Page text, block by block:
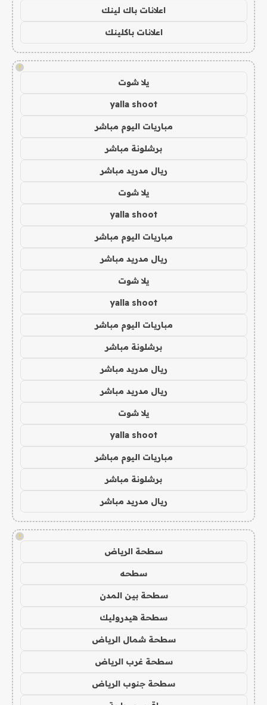
اعلانات باك لينك
اعلانات باكلينك
!
يلا شوت
yalla shoot
مباريات اليوم مباشر
برشلونة مباشر
ريال مدريد مباشر
يلا شوت
yalla shoot
مباريات اليوم مباشر
ريال مدريد مباشر
يلا شوت
yalla shoot
مباريات اليوم مباشر
برشلونة مباشر
ريال مدريد مباشر
ريال مدريد مباشر
يلا شوت
yalla shoot
مباريات اليوم مباشر
برشلونة مباشر
ريال مدريد مباشر
!
سطحة الرياض
سطحه
سطحة بين المدن
سطحة هيدروليك
سطحة شمال الرياض
سطحة غرب الرياض
سطحة جنوب الرياض